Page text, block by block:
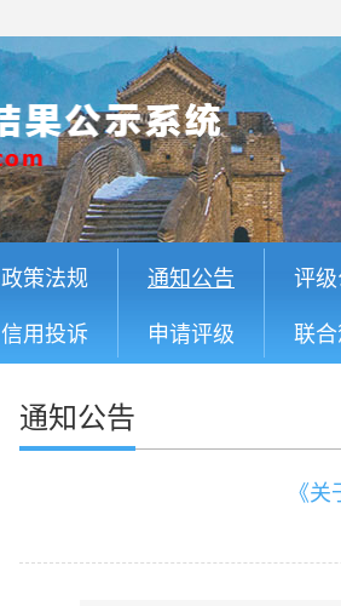
政策法规
信用投诉
通知公告
申请评级
评
联
通知公告
《